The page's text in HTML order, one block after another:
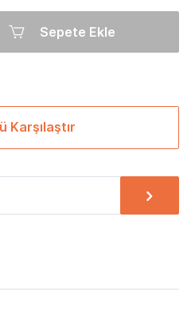
Sepete Ekle
Karşılaştır